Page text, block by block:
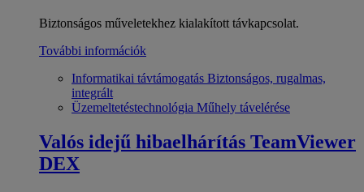
Biztonságos műveletekhez kialakított távkapcsolat.
További információk
Informatikai távtámogatás Biztonságos, rugalmas,
integrált
Üzemeltetéstechnológia Műhely távelérése
Valós idejű hibaelhárítás TeamViewer
DEX